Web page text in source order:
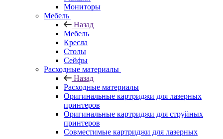
Мониторы
Мебель
Назад
Мебель
Кресла
Столы
Сейфы
Расходные материалы
Назад
Расходные материалы
Оригинальные картриджи для лазерных
принтеров
Оригинальные картриджи для струйных
принтеров
Совместимые картриджи для лазерных